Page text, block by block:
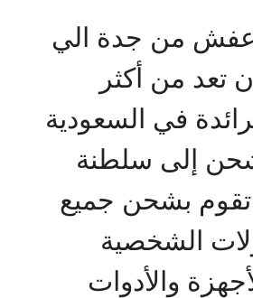
من جدة الي
تعد من أكثر
في السعودية
إلى سلطنة
تقوم بشحن جميع
الشخصية
والأدوات